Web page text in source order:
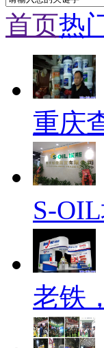
首页热
重庆
S-
老铁